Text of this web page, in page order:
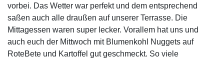
vorbei. Das Wetter war perfekt und dem entsprechend
saßen auch alle draußen auf unserer Terrasse. Die
Mittagessen waren super lecker. Vorallem hat uns und
auch euch der Mittwoch mit Blumenkohl Nuggets auf
RoteBete und Kartoffel gut geschmeckt. So viele